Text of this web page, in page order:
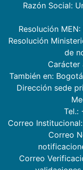
Razón Social:
Resolución
Resolución
de
Carácter
También en: Bogotá
Dirección sede
Tel.:
Correo
Correo
Correo